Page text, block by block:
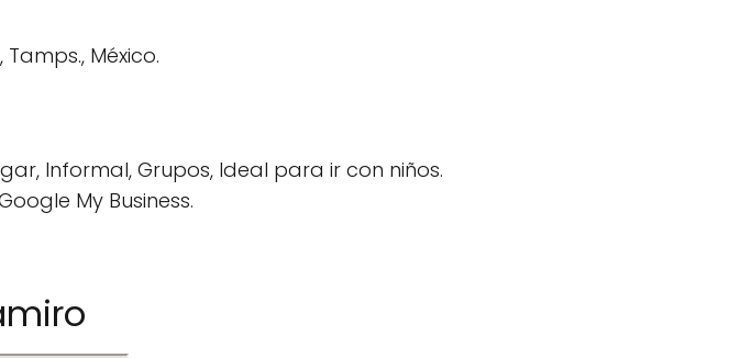
México.
Informal, Grupos, Ideal para ir con niños.
My Business.